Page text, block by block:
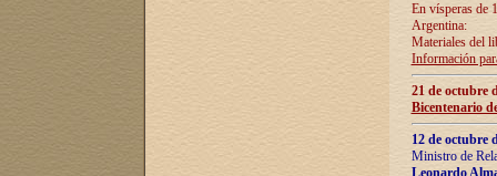
En vísperas de
Argentina:
Materiales del
Información
21 de octubre
Bicentenario
12 de octubre
Ministro de
Leonardo